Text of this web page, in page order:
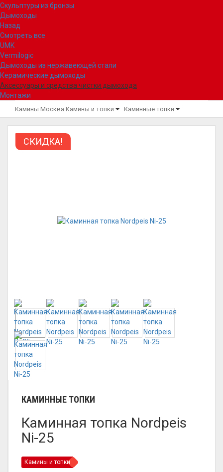
Скульптуры из бронзы
Дымоходы
Назад
Смотреть все
UMK
Vermilogic
Дымоходы из нержавеющей стали
Керамические дымоходы
Аксессуары и средства чистки дымохода
Монтажи
Камины Москва Камины и топки Каминные топки
СКИДКА!
КАМИННЫЕ ТОПКИ
Каминная топка Nordpeis
Ni-25
Камины и топки